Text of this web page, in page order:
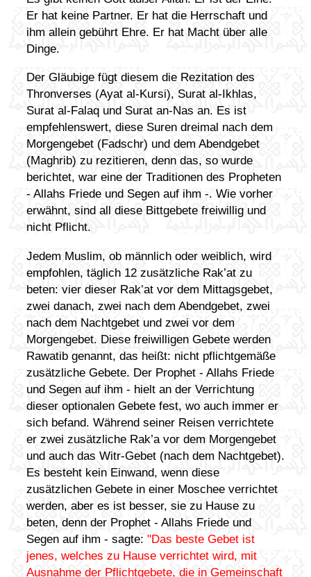
Er hat keine Partner. Er hat die Herrschaft und
ihm allein gebührt Ehre. Er hat Macht über alle
Dinge.
Der Gläubige fügt diesem die Rezitation des
Thronverses (Ayat al-Kursi), Surat al-Ikhlas,
Surat al-Falaq und Surat an-Nas an. Es ist
empfehlenswert, diese Suren dreimal nach dem
Morgengebet (Fadschr) und dem Abendgebet
(Maghrib) zu rezitieren, denn das, so wurde
berichtet, war eine der Traditionen des Propheten
- Allahs Friede und Segen auf ihm -. Wie vorher
erwähnt, sind all diese Bittgebete freiwillig und
nicht Pflicht.
Jedem Muslim, ob männlich oder weiblich, wird
empfohlen, täglich 12 zusätzliche Rak’at zu
beten: vier dieser Rak’at vor dem Mittagsgebet,
zwei danach, zwei nach dem Abendgebet, zwei
nach dem Nachtgebet und zwei vor dem
Morgengebet. Diese freiwilligen Gebete werden
Rawatib genannt, das heißt: nicht pflichtgemäße
zusätzliche Gebete. Der Prophet - Allahs Friede
und Segen auf ihm - hielt an der Verrichtung
dieser optionalen Gebete fest, wo auch immer er
sich befand. Während seiner Reisen verrichtete
er zwei zusätzliche Rak’a vor dem Morgengebet
und auch das Witr-Gebet (nach dem Nachtgebet).
Es besteht kein Einwand, wenn diese
zusätzlichen Gebete in einer Moschee verrichtet
werden, aber es ist besser, sie zu Hause zu
beten, denn der Prophet - Allahs Friede und
Segen auf ihm - sagte: "Das beste Gebet ist
jenes, welches zu Hause verrichtet wird, mit
Ausnahme der Pflichtgebete, die in Gemeinschaft